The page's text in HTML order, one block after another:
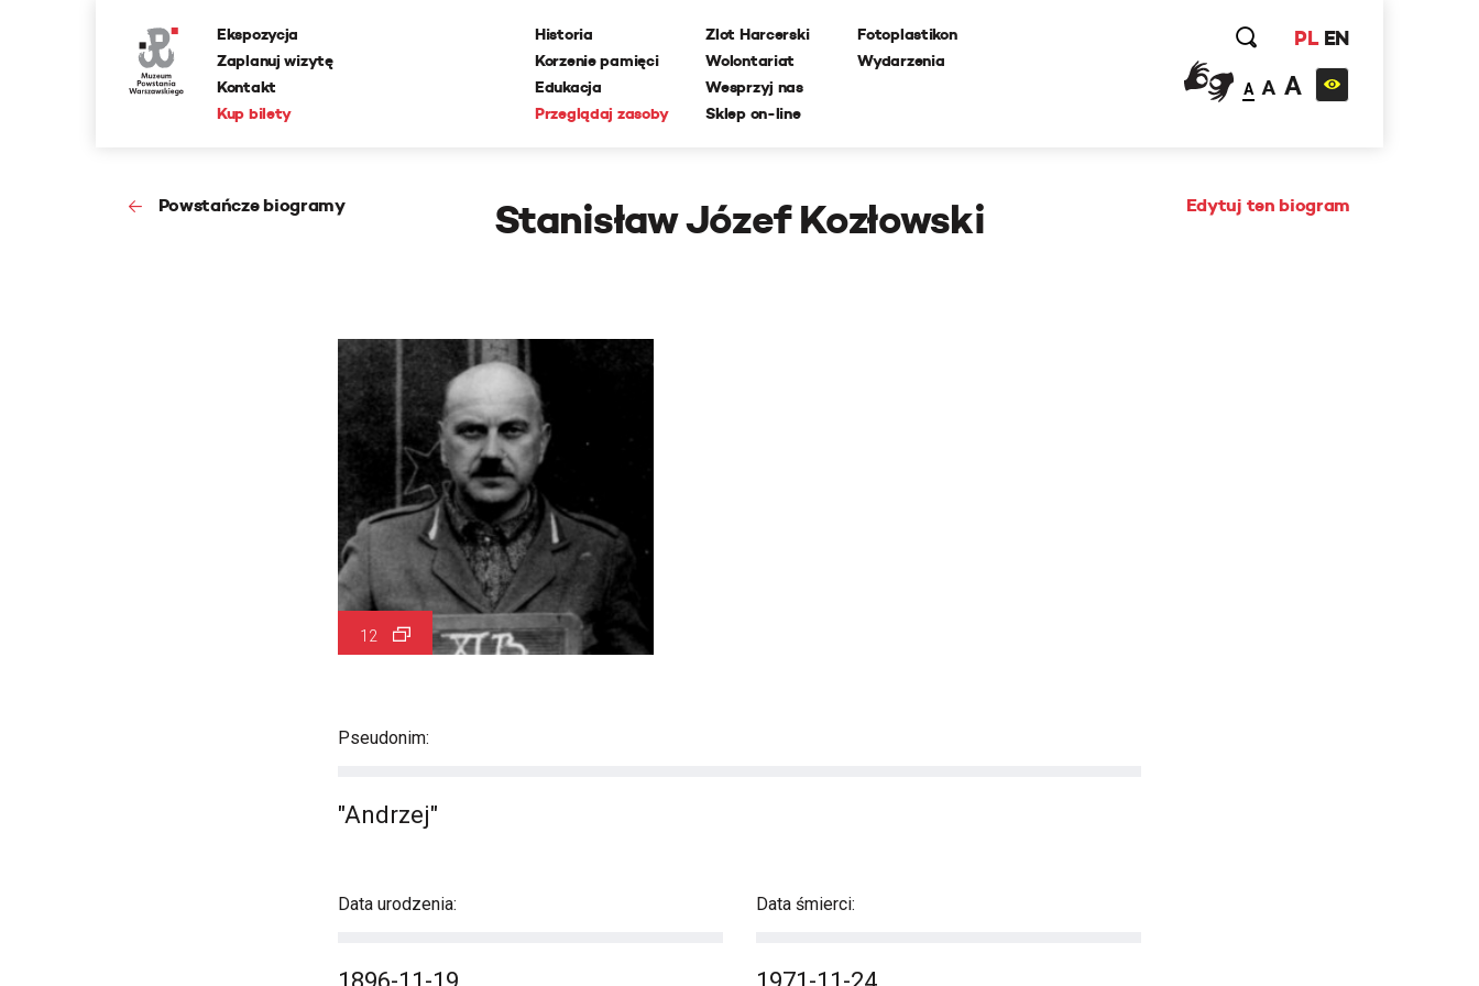
Ekspozycja
Zaplanuj wizytę
Kontakt
Kup bilety
Historia
Korzenie pamięci
Edukacja
Przeglądaj zasoby
Zlot Harcerski
Wolontariat
Wesprzyj nas
Sklep on-line
Fotoplastikon
Wydarzenia
PL EN
A A A
Powstańcze biogramy Edytuj ten biogram
Stanisław Józef Kozłowski
12
Pseudonim:
"Andrzej"
Data urodzenia: Data śmierci: